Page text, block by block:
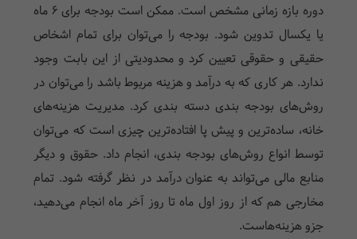
دوره بازه زمانی مشخص است. ممکن است بودجه برای 6 ماه
یا یکسال تدوین شود. بودجه را می‌توان برای تمام اشخاص
حقیقی و حقوقی تعیین کرد و محدودیتی از این بابت وجود
ندارد. هر کاری که به درآمد و هزینه مربوط باشد را می‌توان در
روش‌های بودجه بندی دسته بندی کرد. مدیریت هزینه‌های
خانه، ساده‌ترین و پیش پا افتاده‌ترین چیزی است که می‌توان
توسط انواع روش‌های بودجه بندی، انجام داد. حقوق و دیگر
منابع مالی می‌تواند به عنوان درآمد در نظر گرفته شود. تمام
مخارجی هم که از روز اول ماه تا روز آخر ماه انجام می‌دهید،
جزو هزینه‌هاست.